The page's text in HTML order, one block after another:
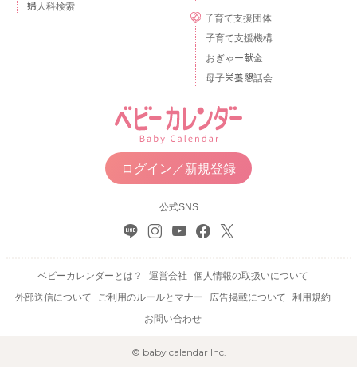
婦人科検索
子育て支援団体
子育て支援機構
おぎゃー献金
母子栄養懇話会
ログイン／新規登録
公式SNS
ベビーカレンダーとは？ 運営会社
個人情報の取扱いについて
外部送信について
ご利用のルールとマナー 広告掲載について
利用規約
お問い合わせ
© baby calendar Inc.